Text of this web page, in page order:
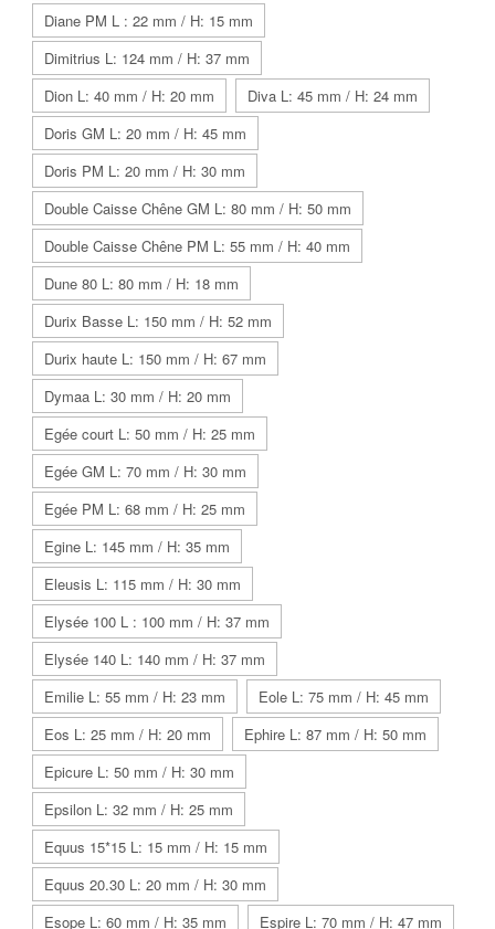
Diane PM L : 22 mm / H: 15 mm
Dimitrius L: 124 mm / H: 37 mm
Dion L: 40 mm / H: 20 mm
Diva L: 45 mm / H: 24 mm
Doris GM L: 20 mm / H: 45 mm
Doris PM L: 20 mm / H: 30 mm
Double Caisse Chêne GM L: 80 mm / H: 50 mm
Double Caisse Chêne PM L: 55 mm / H: 40 mm
Dune 80 L: 80 mm / H: 18 mm
Durix Basse L: 150 mm / H: 52 mm
Durix haute L: 150 mm / H: 67 mm
Dymaa L: 30 mm / H: 20 mm
Egée court L: 50 mm / H: 25 mm
Egée GM L: 70 mm / H: 30 mm
Egée PM L: 68 mm / H: 25 mm
Egine L: 145 mm / H: 35 mm
Eleusis L: 115 mm / H: 30 mm
Elysée 100 L : 100 mm / H: 37 mm
Elysée 140 L: 140 mm / H: 37 mm
Emilie L: 55 mm / H: 23 mm
Eole L: 75 mm / H: 45 mm
Eos L: 25 mm / H: 20 mm
Ephire L: 87 mm / H: 50 mm
Epicure L: 50 mm / H: 30 mm
Epsilon L: 32 mm / H: 25 mm
Equus 15*15 L: 15 mm / H: 15 mm
Equus 20.30 L: 20 mm / H: 30 mm
Esope L: 60 mm / H: 35 mm
Espire L: 70 mm / H: 47 mm